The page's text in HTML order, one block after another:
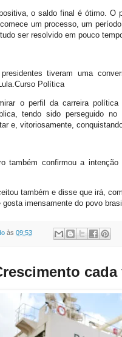
o saldo final é ótimo. O
um processo, um
ser resolvido em pouco
tiveram uma
Política
o perfil da carreira
tendo sido perseguido
e, vitoriosamente,
também confirmou a
também e disse que irá,
imensamente do povo
às 09:53